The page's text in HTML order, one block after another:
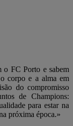
o FC Porto e sabem
corpo e a alma em
do compromisso
de Champions:
para estar na
próxima época.»